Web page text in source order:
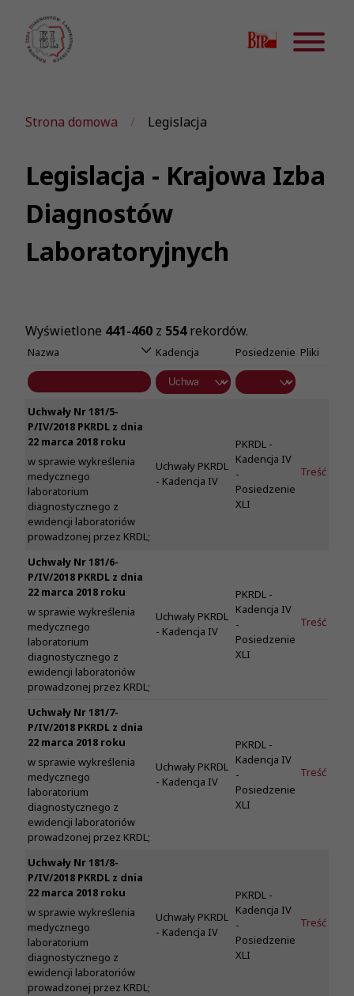
Strona domowa Legislacja
Legislacja - Krajowa Izba
Diagnostów
Laboratoryjnych
Wyświetlone 441-460 z 554rekordów.
Nazwa Kadencja Posiedzenie Pliki
Uchwały Nr 181/5-
P/IV/2018 PKRDL z dnia
22 marca 2018 roku
w sprawie wykreślenia
medycznego
laboratorium
diagnostycznego z
ewidencji laboratoriów
prowadzonej przez KRDL;
Uchwały PKRDL
- Kadencja IV
PKRDL -
Kadencja IV
-
Posiedzenie
XLI
Treść
Uchwały Nr 181/6-
P/IV/2018 PKRDL z dnia
22 marca 2018 roku
w sprawie wykreślenia
medycznego
laboratorium
diagnostycznego z
ewidencji laboratoriów
prowadzonej przez KRDL;
Uchwały PKRDL
- Kadencja IV
PKRDL -
Kadencja IV
-
Posiedzenie
XLI
Treść
Uchwały Nr 181/7-
P/IV/2018 PKRDL z dnia
22 marca 2018 roku
w sprawie wykreślenia
medycznego
laboratorium
diagnostycznego z
ewidencji laboratoriów
prowadzonej przez KRDL;
Uchwały PKRDL
- Kadencja IV
PKRDL -
Kadencja IV
-
Posiedzenie
XLI
Treść
Uchwały Nr 181/8-
P/IV/2018 PKRDL z dnia
22 marca 2018 roku
w sprawie wykreślenia
medycznego
laboratorium
diagnostycznego z
ewidencji laboratoriów
prowadzonej przez KRDL;
Uchwały PKRDL
- Kadencja IV
PKRDL -
Kadencja IV
-
Posiedzenie
XLI
Treść